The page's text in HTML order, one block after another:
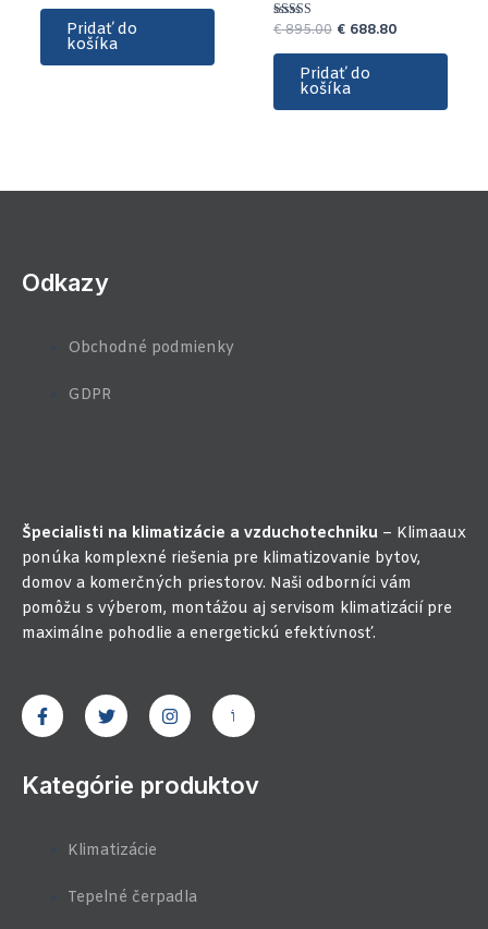
z
Pridať do
košíka
Hodnotenie
z 5
€895.00 €688.80
Pridať do
košíka
Odkazy
Obchodné podmienky
GDPR
Špecialisti na klimatizácie a vzduchotechniku – Klimaaux
ponúka komplexné riešenia pre klimatizovanie bytov,
domov a komerčných priestorov. Naši odborníci vám
pomôžu s výberom, montážou aj servisom klimatizácií pre
maximálne pohodlie a energetickú efektívnosť.
F
a
c
o
T
w
i
e
I
n
s
g
J
k
i
o
Kategórie produktov
Klimatizácie
Tepelné čerpadla